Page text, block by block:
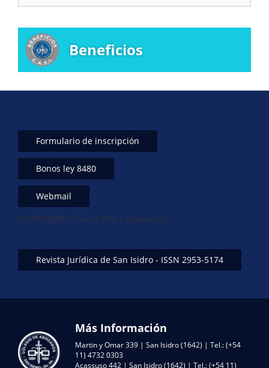
Beneficios
Formulario de inscripción
Bonos ley 8480
Webmail
SUSPENDIDO: Turno DNI y Pasaporte-
Revista Jurídica de San Isidro - ISSN 2953-5174
Más Información
Martin y Omar 339 | San Isidro (1642) | Tel.: (+54
11) 4732 0303
Acassuso 442 | San Isidro (1642) | Tel.: (+54 11)